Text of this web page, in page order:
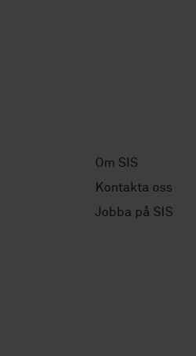
Om SIS
Kontakta oss
Jobba på SIS